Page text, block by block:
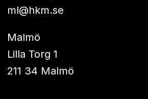
ml@hkm.se
Malmö
Lilla Torg 1
211 34 Malmö